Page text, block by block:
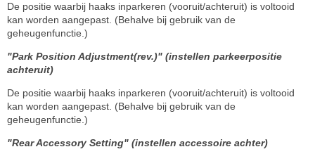
De positie waarbij haaks inparkeren (vooruit/achteruit) is voltooid
kan worden aangepast. (Behalve bij gebruik van de
geheugenfunctie.)
"Park Position Adjustment(rev.)" (instellen parkeerpositie
achteruit)
De positie waarbij haaks inparkeren (vooruit/achteruit) is voltooid
kan worden aangepast. (Behalve bij gebruik van de
geheugenfunctie.)
"Rear Accessory Setting" (instellen accessoire achter)